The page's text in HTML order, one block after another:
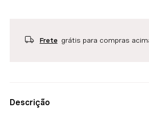
Frete grátis para compras
Descrição